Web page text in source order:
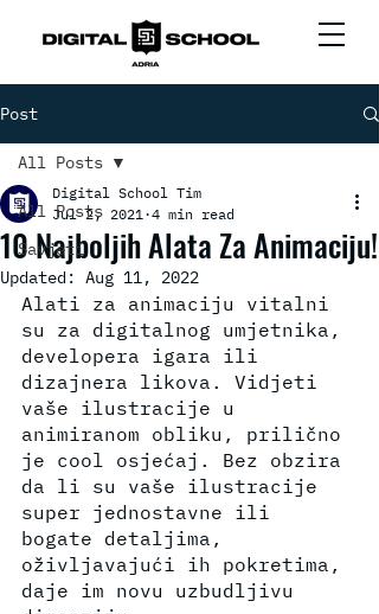
Post
All Posts
Savjeti
All Posts
10 Najboljih Alata Za Animaciju!
Digital School Tim
Jul 2, 2021 4 min read
Updated: Aug 11, 2022
Alati za animaciju vitalni
su za digitalnog umjetnika,
developera igara ili
dizajnera likova. Vidjeti
vaše ilustracije u
animiranom obliku, prilično
je cool osjećaj. Bez obzira
da li su vaše ilustracije
super jednostavne ili
bogate detaljima,
oživljavajući ih pokretima,
daje im novu uzbudljivu